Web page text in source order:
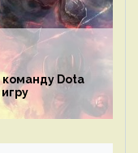
Dota